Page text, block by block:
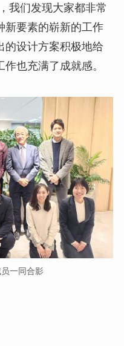
我们发现大家都非常
新要素的崭新的工作
的设计方案积极地给
也充满了成就感。
一同合影